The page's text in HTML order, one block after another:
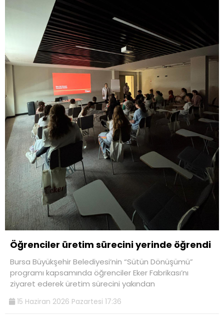
Öğrenciler üretim sürecini yerinde öğrendi
Bursa Büyükşehir Belediyesi’nin “Sütün Dönüşümü”
programı kapsamında öğrenciler Eker Fabrikası’nı
ziyaret ederek üretim sürecini yakından
15 Haziran 2026 Pazartesi 17:36